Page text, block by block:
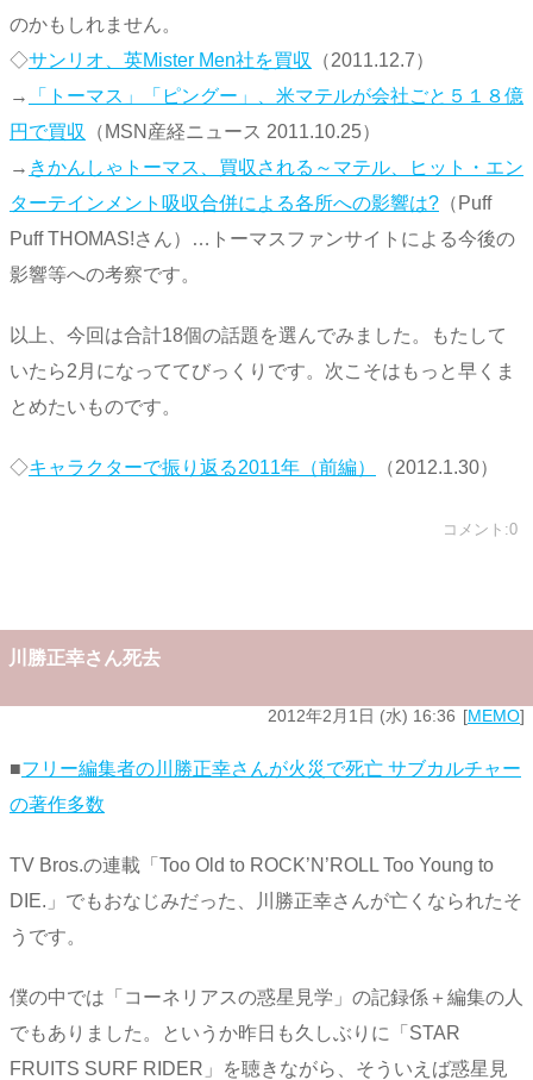
のかもしれません。
◇サンリオ、英Mister Men社を買収
（2011.12.7）
→
「トーマス」「ピングー」、米マテルが会社ごと５１８億
円で買収
（MSN産経ニュース 2011.10.25）
→ きかんしゃトーマス、買収される～マテル、ヒット・エン
ターテインメント吸収合併による各所への影響は? （Puff
Puff THOMAS!さん）…トーマスファンサイトによる今後の
影響等への考察です。
以上、今回は合計18個の話題を選んでみました。もたして
いたら2月になっててびっくりです。次こそはもっと早くま
とめたいものです。
◇キャラクターで振り返る2011年（前編） （2012.1.30）
コメント:0
川勝正幸さん死去
2012年2月1日 (水) 16:36 MEMO
■フリー編集者の川勝正幸さんが火災で死亡 サブカルチャー
の著作多数
TV Bros.の連載「Too Old to ROCK’N’ROLL Too Young to
DIE.」でもおなじみだった、川勝正幸さんが亡くなられたそ
うです。
僕の中では「コーネリアスの惑星見学」の記録係＋編集の人
でもありました。というか昨日も久しぶりに「STAR
FRUITS SURF RIDER」を聴きながら、そういえば惑星見